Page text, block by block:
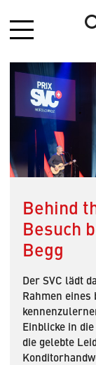
Menü
Behind
Besuch
Begg
Der SVC lädt
Rahmen
Einblicke in
die gelebte